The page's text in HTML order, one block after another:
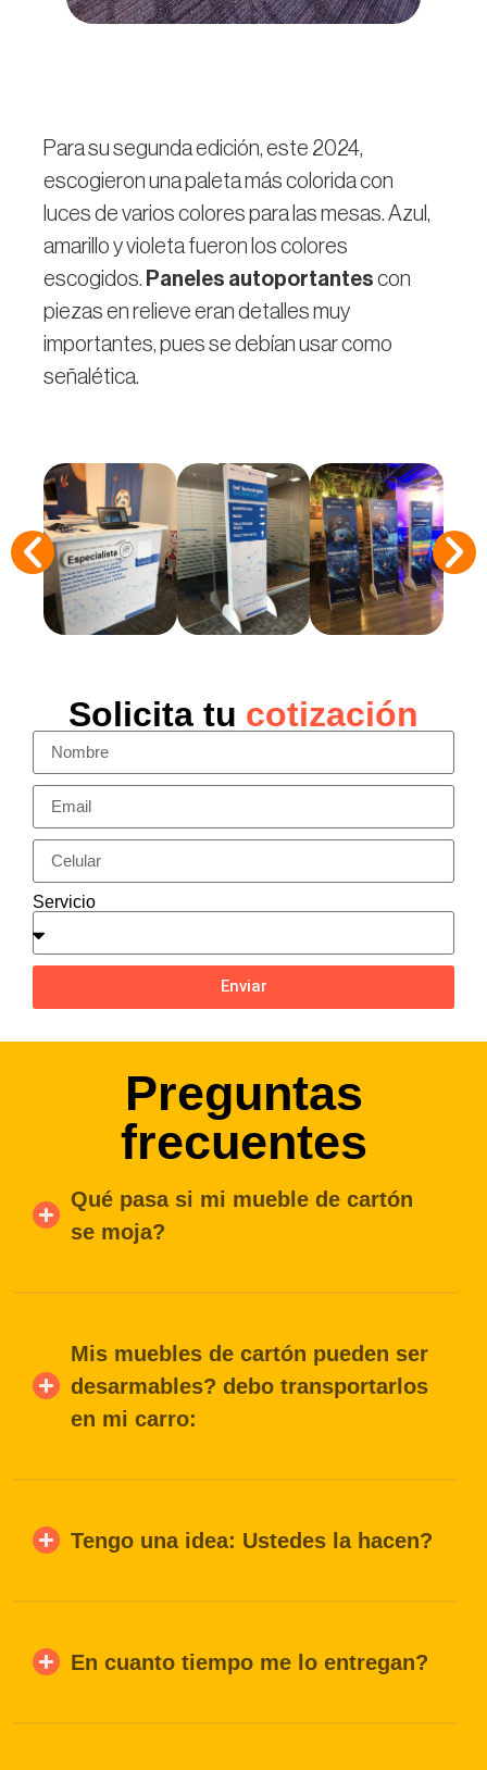
Para su segunda edición, este 2024,
escogieron una paleta más colorida con
luces de varios colores para las mesas. Azul,
amarillo y violeta fueron los colores
escogidos. Paneles autoportantes con
piezas en relieve eran detalles muy
importantes, pues se debían usar como
señalética.
Solicita tu cotización
Servicio
Enviar
Preguntas
frecuentes
Qué pasa si mi mueble de cartón
se moja?
Mis muebles de cartón pueden ser
desarmables? debo transportarlos
en mi carro:
Tengo una idea: Ustedes la hacen?
En cuanto tiempo me lo entregan?